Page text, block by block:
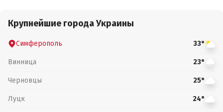
Крупнейшие города Украины
Симферополь 33°
Винница 23°
Черновцы 25°
Луцк 24°